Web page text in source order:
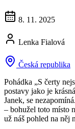
8. 11. 2025
Lenka Fialová
Česká republika
Pohádka „S čerty
postavy jako je
Janek, se
– bohužel toto místo
už náš pohled na něj